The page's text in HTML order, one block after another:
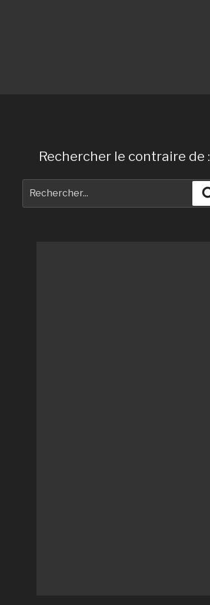
Rechercher le contraire de :
pour